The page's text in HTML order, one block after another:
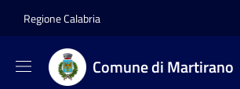
Regione Calabria
Comune di Martirano